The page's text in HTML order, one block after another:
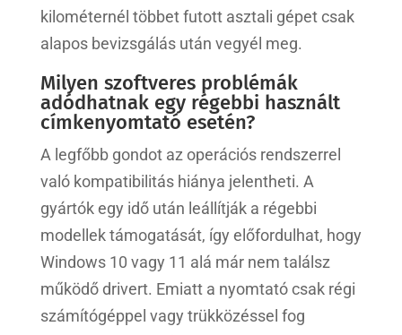
kilométernél többet futott asztali gépet csak
alapos bevizsgálás után vegyél meg.
Milyen szoftveres problémák
adódhatnak egy régebbi használt
címkenyomtató esetén?
A legfőbb gondot az operációs rendszerrel
való kompatibilitás hiánya jelentheti. A
gyártók egy idő után leállítják a régebbi
modellek támogatását, így előfordulhat, hogy
Windows 10 vagy 11 alá már nem találsz
működő drivert. Emiatt a nyomtató csak régi
számítógéppel vagy trükközéssel fog